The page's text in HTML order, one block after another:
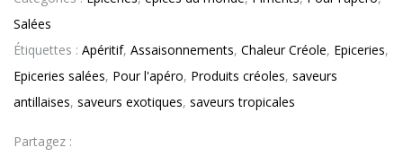
(90g)
Salées
Étiquettes : Apéritif, Assaisonnements, Chaleur Créole, Epiceries,
Epiceries salées, Pour l'apéro, Produits créoles, saveurs
antillaises, saveurs exotiques, saveurs tropicales
Partagez :